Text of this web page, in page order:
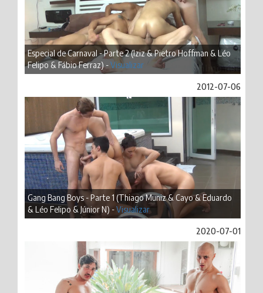
Especial de Carnaval - Parte 2 (Iziz & Pietro Hoffman & Léo
Felipo & Fábio Ferraz) -Visualizar
2012-07-06
Gang Bang Boys - Parte 1 (Thiago Muniz & Cayo & Eduardo
& Léo Felipo & Júnior N) -Visualizar
2020-07-01